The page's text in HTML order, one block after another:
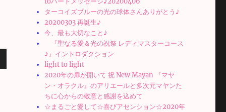
ターコイズブルーの光の球体さんありがとう♪
20200303 再誕生♪
今、最も大切なこと♪
『聖なる愛＆光の祝祭 レディマスターコース
♪』イントロダクション
light to light
2020年の扉が開いて 祝 New Mayan 『マヤ
ン・オラクル』のアリエールと多次元マヤンた
ちに心からの敬意と感謝を込めて
☆まるごと愛して☆喜びアセンション☆2020年